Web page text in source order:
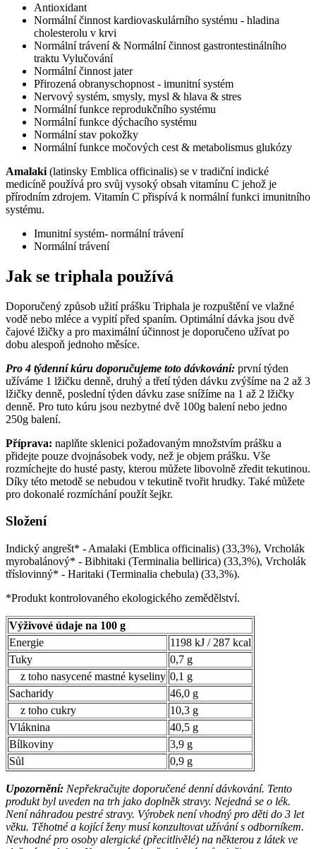
Antioxidant
Normální činnost kardiovaskulárního systému - hladina
cholesterolu v krvi
Normální trávení & Normální činnost gastrontestinálního
traktu Vylučování
Normální činnost jater
Přirozená obranyschopnost - imunitní systém
Nervový systém, smysly, mysl & hlava & stres
Normální funkce reprodukčního systému
Normální funkce dýchacího systému
Normální stav pokožky
Normální funkce močových cest & metabolismus glukózy
Amalaki (latinsky Emblica officinalis) se v tradiční indické
medicíně používá pro svůj vysoký obsah vitamínu C jehož je
přírodním zdrojem. Vitamín C přispívá k normální funkci imunitního
systému.
Imunitní systém- normální trávení
Normální trávení
Jak se triphala používá
Doporučený způsob užití prášku Triphala je rozpuštění ve vlažné
vodě nebo mléce a vypití před spaním. Optimální dávka jsou dvě
čajové lžičky a pro maximální účinnost je doporučeno užívat po
dobu alespoň jednoho měsíce.
Pro 4 týdenní kúru doporučujeme toto dávkování: první týden
užíváme 1 lžičku denně, druhý a třetí týden dávku zvýšíme na 2 až 3
lžičky denně, poslední týden dávku zase snížíme na 1 až 2 lžičky
denně. Pro tuto kúru jsou nezbytné dvě 100g balení nebo jedno
250g balení.
Příprava: naplňte sklenici požadovaným množstvím prášku a
přidejte pouze dvojnásobek vody, než je objem prášku. Vše
rozmíchejte do husté pasty, kterou můžete libovolně zředit tekutinou.
Díky této metodě se nebudou v tekutině tvořit hrudky. Také můžete
pro dokonalé rozmíchání použít šejkr.
Složení
Indický angrešt* - Amalaki (Emblica officinalis) (33,3%), Vrcholák
myrobalánový* - Bibhitaki (Terminalia bellirica) (33,3%), Vrcholák
tříslovinný* - Haritaki (Terminalia chebula) (33,3%).
*Produkt kontrolovaného ekologického zemědělství.
Výživové údaje na 100 g
Energie
1198 kJ / 287 kcal
Tuky
0,7 g
z toho nasycené mastné kyseliny 0,1 g
Sacharidy
46,0 g
z toho cukry
10,3 g
Vláknina
40,5 g
Bílkoviny
3,9 g
Sůl
0,9 g
Upozornění: Nepřekračujte doporučené denní dávkování. Tento
produkt byl uveden na trh jako doplněk stravy. Nejedná se o lék.
Není náhradou pestré stravy. Výrobek není vhodný pro děti do 3 let
věku. Těhotné a kojící ženy musí konzultovat užívání s odborníkem.
Nevhodné pro osoby alergické (přecitlivělé) na některou z látek ve